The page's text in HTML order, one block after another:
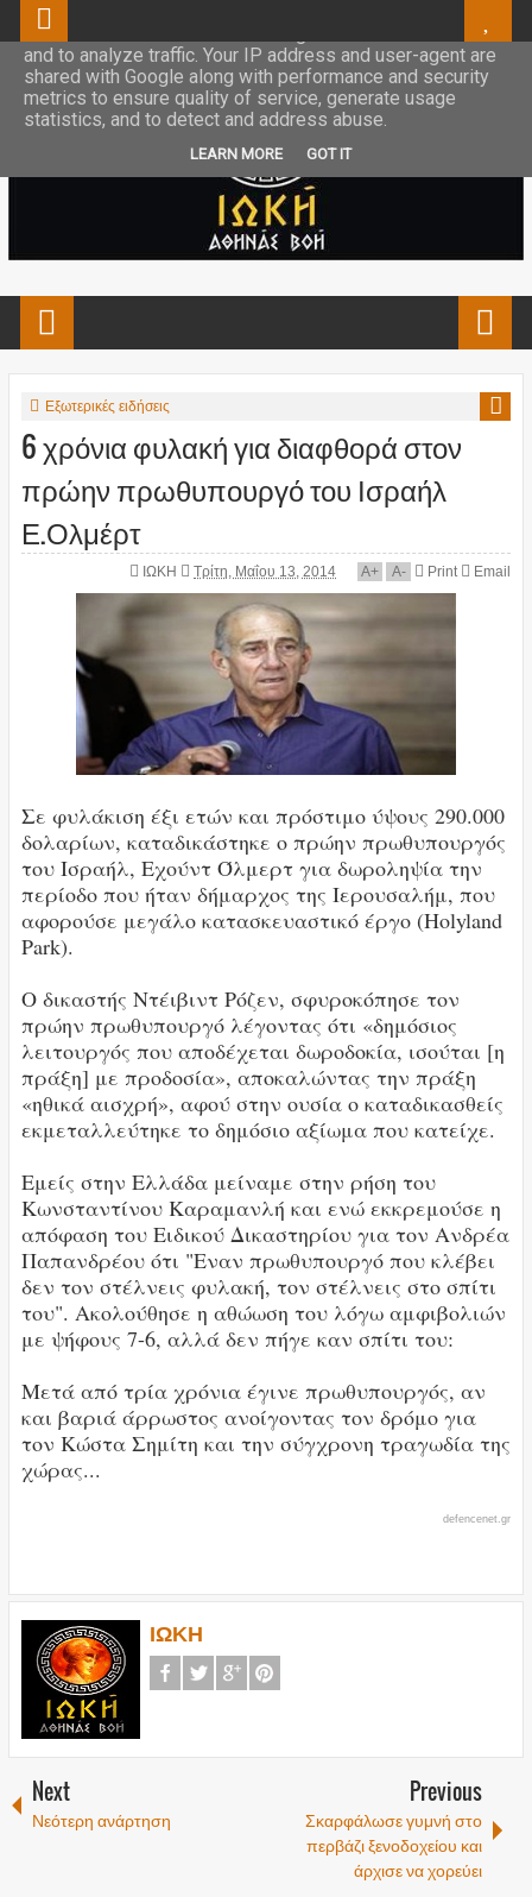
Εξωτερικές ειδήσεις
6 χρόνια φυλακή για διαφθορά στον
πρώην πρωθυπουργό του Ισραήλ
Ε.Ολμέρτ
ΙΩΚΗ Τρίτη, Μαΐου 13, 2014 A+ A- Print Email
Σε φυλάκιση έξι ετών και πρόστιμο ύψους 290.000
δολαρίων, καταδικάστηκε ο πρώην πρωθυπουργός
του Ισραήλ, Εχούντ Όλμερτ για δωροληψία την
περίοδο που ήταν δήμαρχος της Ιερουσαλήμ, που
αφορούσε μεγάλο κατασκευαστικό έργο (Holyland
Park).
Ο δικαστής Ντέιβιντ Ρόζεν, σφυροκόπησε τον
πρώην πρωθυπουργό λέγοντας ότι «δημόσιος
λειτουργός που αποδέχεται δωροδοκία, ισούται [η
πράξη] με προδοσία», αποκαλώντας την πράξη
«ηθικά αισχρή», αφού στην ουσία ο καταδικασθείς
εκμεταλλεύτηκε το δημόσιο αξίωμα που κατείχε.
Εμείς στην Ελλάδα μείναμε στην ρήση του
Κωνσταντίνου Καραμανλή και ενώ εκκρεμούσε η
απόφαση του Ειδικού Δικαστηρίου για τον Ανδρέα
Παπανδρέου ότι "Εναν πρωθυπουργό που κλέβει
δεν τον στέλνεις φυλακή, τον στέλνεις στο σπίτι
του". Ακολούθησε η αθώωση του λόγω αμφιβολιών
με ψήφους 7-6, αλλά δεν πήγε καν σπίτι του:
Μετά από τρία χρόνια έγινε πρωθυπουργός, αν
και βαριά άρρωστος ανοίγοντας τον δρόμο για
τον Κώστα Σημίτη και την σύγχρονη τραγωδία της
χώρας...
defencenet.gr
ΙΩΚΗ
Next
Νεότερη ανάρτηση
Previous
Σκαρφάλωσε γυμνή στο
περβάζι ξενοδοχείου και
άρχισε να χορεύει
This site uses cookies from Google to deliver its services
and to analyze traffic. Your IP address and user-agent are
shared with Google along with performance and security
metrics to ensure quality of service, generate usage
statistics, and to detect and address abuse.
LEARN MORE GOT IT